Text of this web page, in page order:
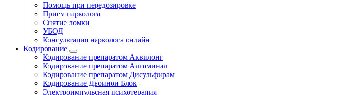
Помощь при передозировке
Прием нарколога
Снятие ломки
УБОД
Консультация нарколога онлайн
Кодирование
Кодирование препаратом Аквилонг
Кодирование препаратом Алгоминал
Кодирование препаратом Дисульфирам
Кодирование Двойной Блок
Электроимпульсная психотерапия